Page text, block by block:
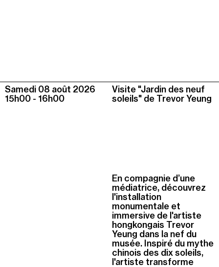
Samedi 08 août 2026
15h00 - 16h00
Visite "Jardin des neuf
soleils" de Trevor Yeung
En compagnie d’une
médiatrice, découvrez
l'installation
monumentale et
immersive de l'artiste
hongkongais Trevor
Yeung dans la nef du
musée. Inspiré du mythe
chinois des dix soleils,
l'artiste transforme